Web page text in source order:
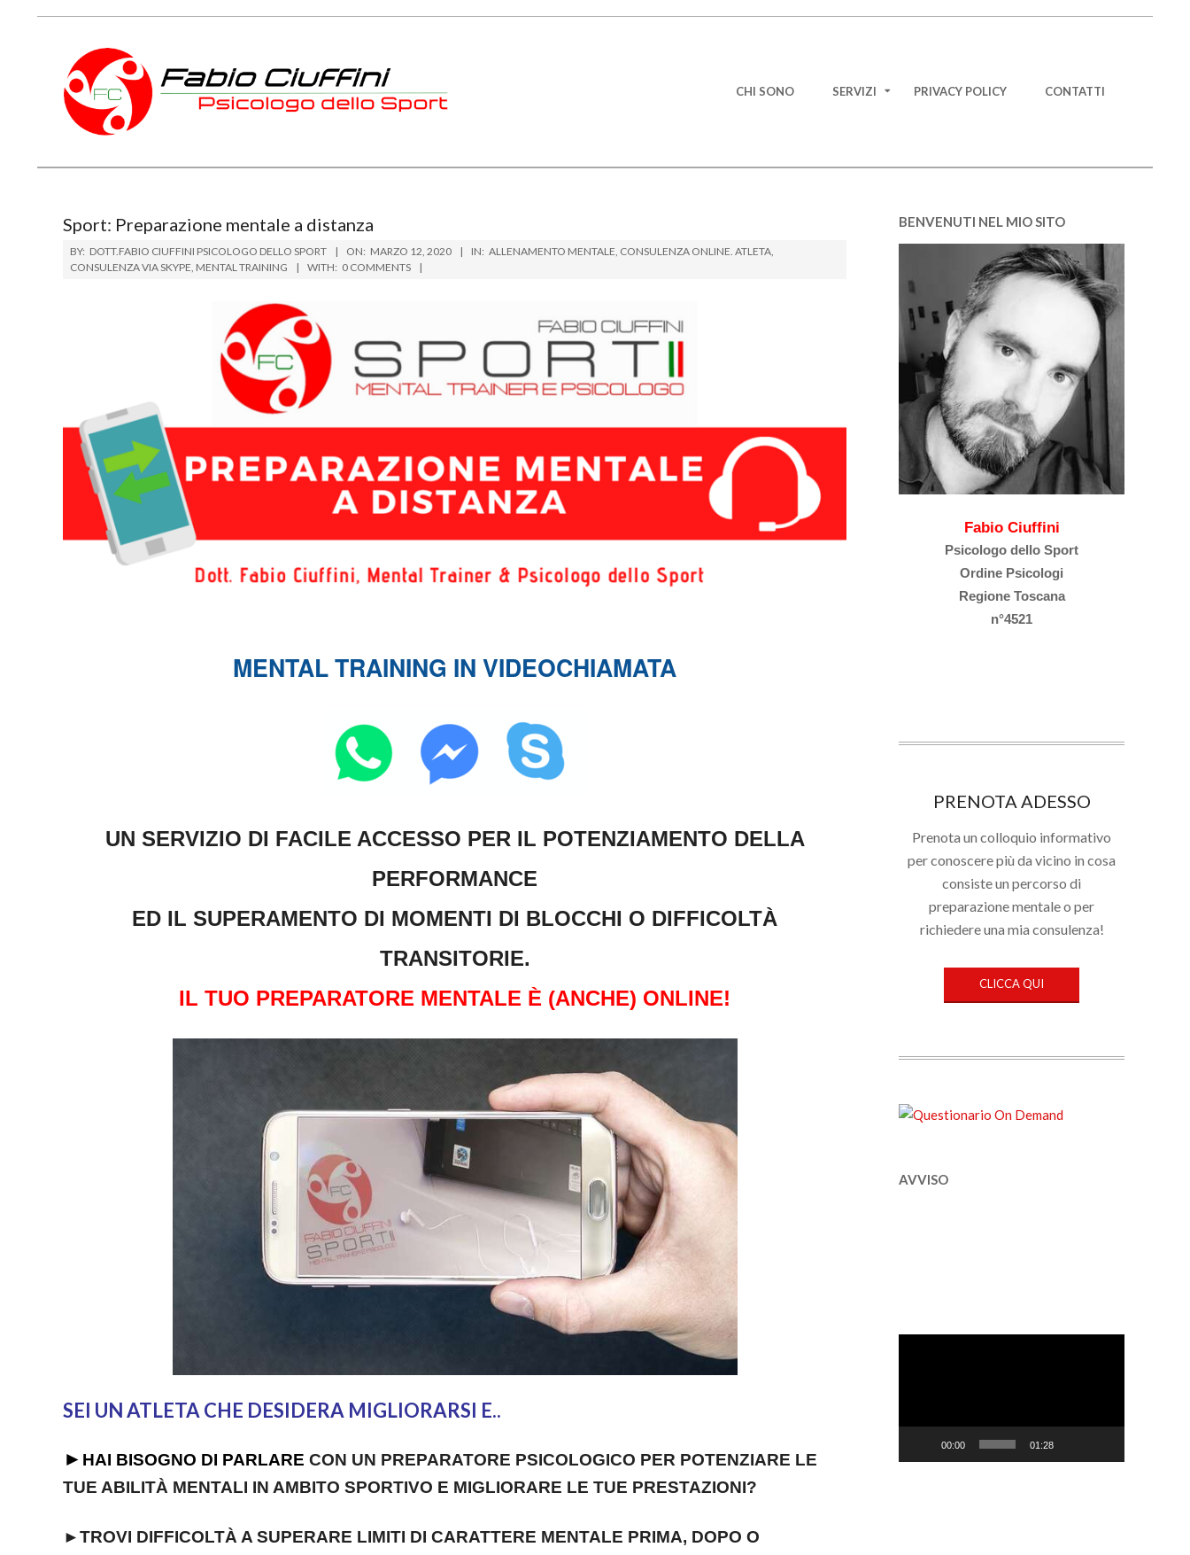
SPORT
TOSCANA
CHI SONO SERVIZI PRIVACY POLICY CONTATTI
Sport: Preparazione mentale a distanza
BY: DOTT.FABIO CIUFFINI PSICOLOGO DELLO SPORT ON: MARZO 12, 2020 IN: ALLENAMENTO MENTALE, CONSULENZA ONLINE. ATLETA,
CONSULENZA VIA SKYPE, MENTAL TRAINING WITH: 0 COMMENTS
MENTAL TRAINING IN VIDEOCHIAMATA
UN SERVIZIO DI FACILE ACCESSO PER IL POTENZIAMENTO DELLA
PERFORMANCE
ED IL SUPERAMENTO DI MOMENTI DI BLOCCHI O DIFFICOLTÀ
TRANSITORIE.
IL TUO PREPARATORE MENTALE È (ANCHE) ONLINE!
SEI UN ATLETA CHE DESIDERA MIGLIORARSI E..
► HAI BISOGNO DI PARLARE CON UN PREPARATORE PSICOLOGICO PER POTENZIARE LE
TUE ABILITÀ MENTALI IN AMBITO SPORTIVO E MIGLIORARE LE TUE PRESTAZIONI?
►TROVI DIFFICOLTÀ A SUPERARE LIMITI DI CARATTERE MENTALE PRIMA, DOPO O
BENVENUTI NEL MIO SITO
Fabio Ciuffini
Psicologo dello Sport
Ordine Psicologi
Regione Toscana
n°4521
PRENOTA ADESSO
Prenota un colloquio informativo
per conoscere più da vicino in cosa
consiste un percorso di
preparazione mentale o per
richiedere una mia consulenza!
CLICCA QUI
AVVISO
00:00 01:28